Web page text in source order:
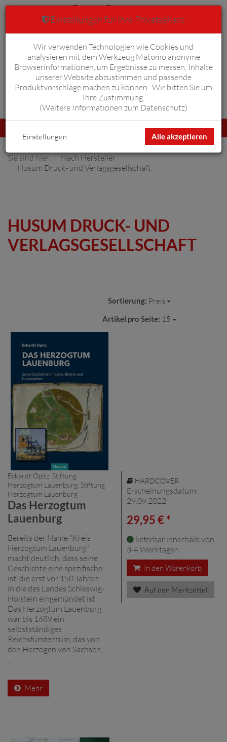
Anmelden Warenkorb 0
umschalten
Sie sind hier:
Nach Hersteller
Husum Druck- und Verlagsgesellschaft
HUSUM DRUCK- UND
VERLAGSGESELLSCHAFT
Sortierung: Preis
Artikel pro Seite: 15
Eckardt Opitz, Stiftung
Herzogtum Lauenburg, Stiftung
Herzogtum Lauenburg
Das Herzogtum
Lauenburg
Bereits der Name "Kreis
Herzogtum Lauenburg"
macht deutlich, dass seine
Geschichte eine spezifische
ist, die erst vor 150 Jahren
in die des Landes Schleswig-
Holstein eingemündet ist.
Das Herzogtum Lauenburg
war bis 1689 ein
selbstständiges
Reichsfürstentum, das von
den Herzögen von Sachsen,
Mehr
HARDCOVER
Erscheinungsdatum:
29.09.2022
29,95 € *
lieferbar innerhalb von
3-4 Werktagen
In den Warenkorb
Auf den Merkzettel
Einstellungen für Ihre Privatsphäre
Wir verwenden Technologien wie Cookies und
analysieren mit dem Werkzeug Matomo anonyme
Browserinformationen, um Ergebnisse zu messen, Inhalte
unserer Website abzustimmen und passende
Produktvorschläge machen zu können. Wir bitten Sie um
Ihre Zustimmung.
(Weitere Informationen zum Datenschutz)
Alle akzeptieren
Einstellungen